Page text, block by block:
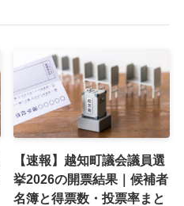
【速報】越知町議会議員選
挙2026の開票結果｜候補者
名簿と得票数・投票率まと